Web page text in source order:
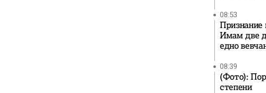
08:53
Признание
Имам две
едно
08:39
(Фото):
степени